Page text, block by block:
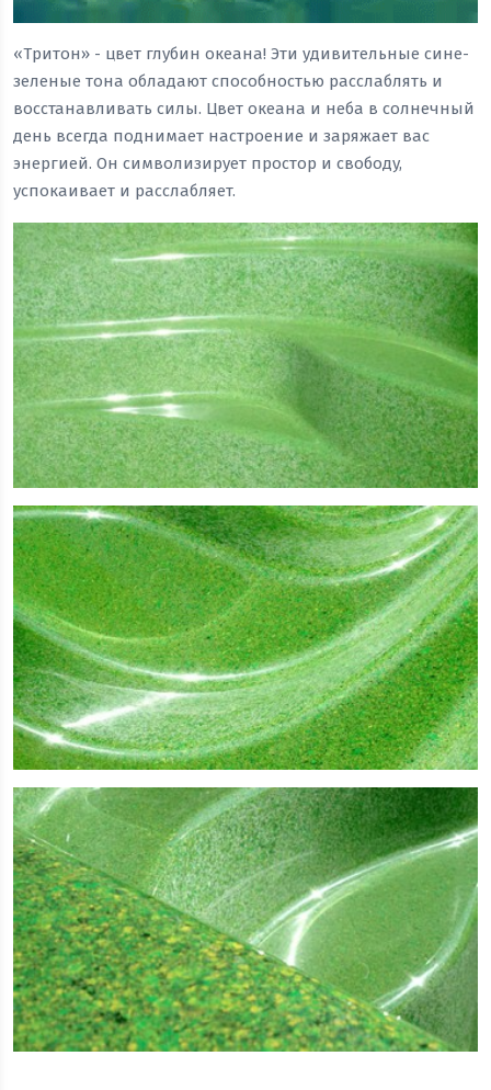
«Тритон» - цвет глубин океана! Эти удивительные сине-
зеленые тона обладают способностью расслаблять и
восстанавливать силы. Цвет океана и неба в солнечный
день всегда поднимает настроение и заряжает вас
энергией. Он символизирует простор и свободу,
успокаивает и расслабляет.